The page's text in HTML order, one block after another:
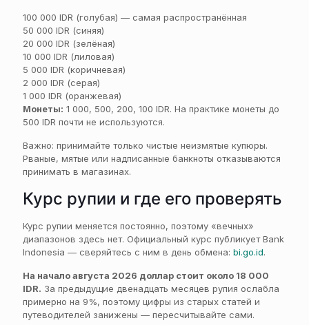
100 000 IDR (голубая) — самая распространённая
50 000 IDR (синяя)
20 000 IDR (зелёная)
10 000 IDR (лиловая)
5 000 IDR (коричневая)
2 000 IDR (серая)
1 000 IDR (оранжевая)
Монеты: 1 000, 500, 200, 100 IDR. На практике монеты до
500 IDR почти не используются.
Важно: принимайте только чистые неизмятые купюры.
Рваные, мятые или надписанные банкноты отказываются
принимать в магазинах.
Курс рупии и где его проверять
Курс рупии меняется постоянно, поэтому «вечных»
диапазонов здесь нет. Официальный курс публикует Bank
Indonesia — сверяйтесь с ним в день обмена: bi.go.id.
На начало августа 2026 доллар стоит около 18 000
IDR. За предыдущие двенадцать месяцев рупия ослабла
примерно на 9%, поэтому цифры из старых статей и
путеводителей занижены — пересчитывайте сами.